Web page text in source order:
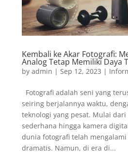
Kembali ke Akar Fotografi:
Analog Tetap Memiliki Daya
by admin | Sep 12, 2023 |
Fotografi adalah seni yang
seiring berjalannya waktu,
teknologi yang pesat. Mulai dari
sederhana hingga kamera
dunia fotografi telah
dramatis. Namun, di era di...